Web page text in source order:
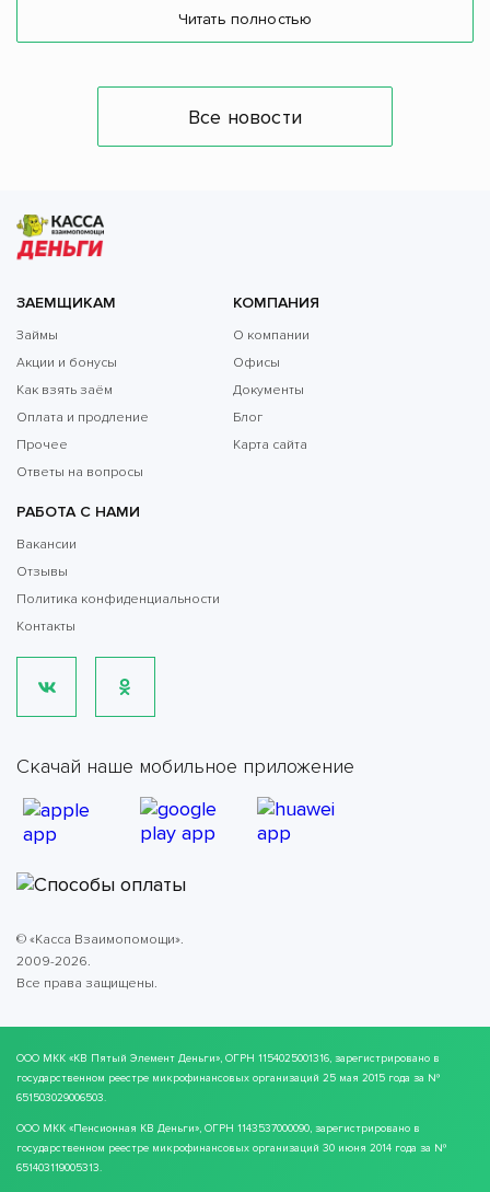
Читать полностью
Все новости
ЗАЕМЩИКАМ
Займы
Акции и бонусы
Как взять заём
Оплата и продление
Прочее
Ответы на вопросы
КОМПАНИЯ
О компании
Офисы
Документы
Блог
Карта сайта
РАБОТА С НАМИ
Вакансии
Отзывы
Политика конфиденциальности
Контакты
Скачай наше мобильное приложение
© «Касса Взаимопомощи».
2009-2026.
Все права защищены.
ООО МКК «КВ Пятый Элемент Деньги», ОГРН 1154025001316, зарегистрировано в
государственном реестре микрофинансовых организаций 25 мая 2015 года за №
651503029006503.
ООО МКК «Пенсионная КВ Деньги», ОГРН 1143537000090, зарегистрировано в
государственном реестре микрофинансовых организаций 30 июня 2014 года за №
651403119005313.